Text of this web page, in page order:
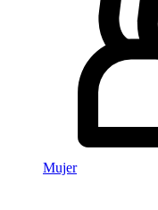
Mujer